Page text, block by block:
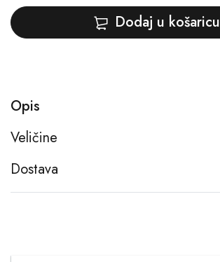
Dodaj u košaricu
Opis
Veličine
Dostava